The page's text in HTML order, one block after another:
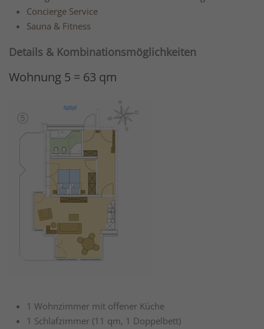
Concierge Service
Sauna & Fitness
Details & Kombinationsmöglichkeiten
Wohnung 5 = 63 qm
1 Wohnzimmer mit offener Küche
1 Schlafzimmer (11 qm, 1 Doppelbett)